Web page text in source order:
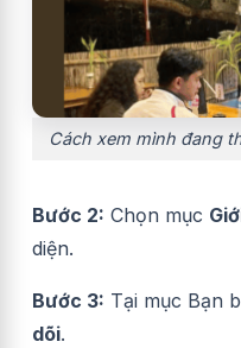
Cách xem mình đang
Bước 2: Chọn mục
diện.
Bước 3: Tại mục Bạn
dõi.